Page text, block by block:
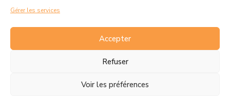
Gérer les services
Accepter
Refuser
Voir les préférences
mairie de Rousset. En savoir plus sur la gestion de mes